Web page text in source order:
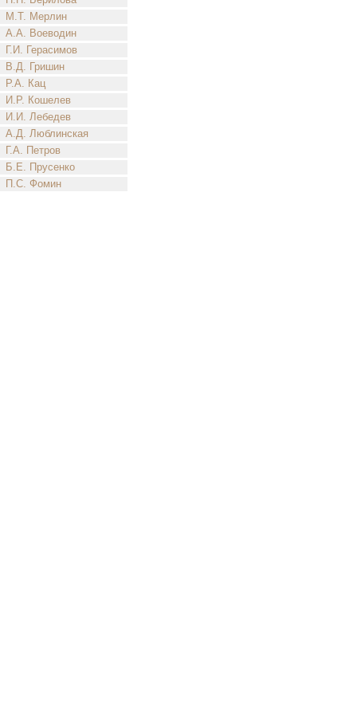
М.Т. Мерлин
А.А. Воеводин
Г.И. Герасимов
В.Д. Гришин
Р.А. Кац
И.Р. Кошелев
И.И. Лебедев
А.Д. Люблинская
Г.А. Петров
Б.Е. Прусенко
П.С. Фомин